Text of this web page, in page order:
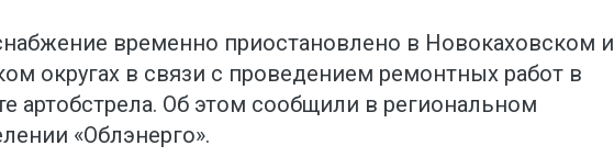
временно приостановлено в Новокаховском и
округах в связи с проведением ремонтных работ в
артобстрела. Об этом сообщили в региональном
«Облэнерго».